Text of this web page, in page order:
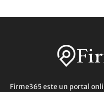
Firme365 este un portal